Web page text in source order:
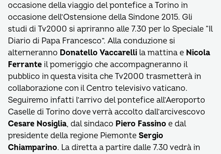
occasione della viaggio del pontefice a Torino in
occasione dell’Ostensione della Sindone 2015. Gli
studi di Tv2000 si apriranno alle 7.30 per lo Speciale “Il
Diario di Papa Francesco”. Alla conduzione si
alterneranno Donatello Vaccarelli la mattina e Nicola
Ferrante il pomeriggio che accompagneranno il
pubblico in questa visita che Tv2000 trasmetterà in
collaborazione con il Centro televisivo vaticano.
Seguiremo infatti l’arrivo del pontefice all’Aeroporto
Caselle di Torino dove verrà accolto dall’arcivescovo
Cesare Nosiglia, dal sindaco Piero Fassino e dal
presidente della regione Piemonte Sergio
Chiamparino. La diretta a partire dalle 7.30 vedrà in